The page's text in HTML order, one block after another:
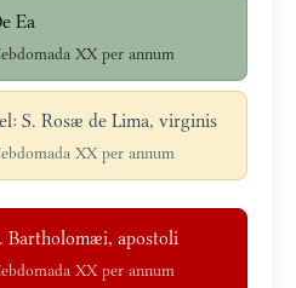
Ea
XX per annum
S. Rosæ de Lima, virginis
XX per annum
Bartholomæi, apostoli
XX per annum